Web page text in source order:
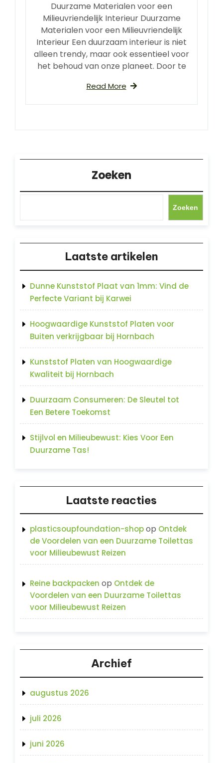
Duurzame Materialen voor een
Milieuvriendelijk Interieur Duurzame
Materialen voor een Milieuvriendelijk
Interieur Een duurzaam interieur is niet
alleen trendy, maar ook essentieel voor
het behoud van onze planeet. Door te
Read More
Zoeken
Zoeken
Laatste artikelen
Dunne Kunststof Plaat van 1mm: Vind de
Perfecte Variant bij Karwei
Hoogwaardige Kunststof Platen voor
Buiten verkrijgbaar bij Hornbach
Kunststof Platen van Hoogwaardige
Kwaliteit bij Hornbach
Duurzaam Consumeren: De Sleutel tot
Een Betere Toekomst
Stijlvol en Milieubewust: Kies Voor Een
Duurzame Tas!
Laatste reacties
plasticsoupfoundation-shopop Ontdek
de Voordelen van een Duurzame Toilettas
voor Milieubewust Reizen
Reine backpacken op Ontdek de
Voordelen van een Duurzame Toilettas
voor Milieubewust Reizen
Archief
augustus 2026
juli 2026
juni 2026